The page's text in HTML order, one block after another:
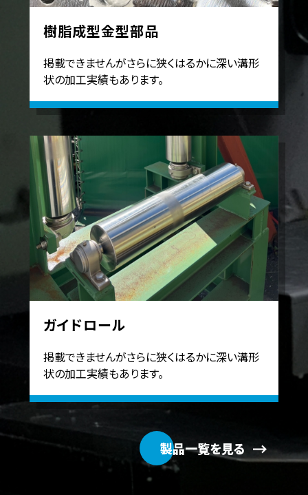
樹脂成型金型部品
掲載できませんがさらに狭くはるかに深い溝形
状の加工実績もあります。
ガイドロール
掲載できませんがさらに狭くはるかに深い溝形
状の加工実績もあります。
製品一覧を見る